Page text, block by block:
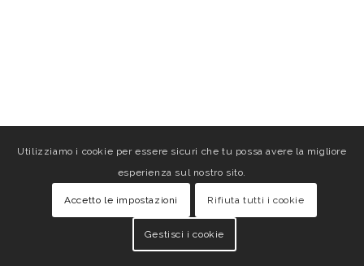
Utilizziamo i cookie per essere sicuri che tu possa avere la migliore
esperienza sul nostro sito.
Accetto le impostazioni Rifiuta tutti i cookie
Gestisci i cookie